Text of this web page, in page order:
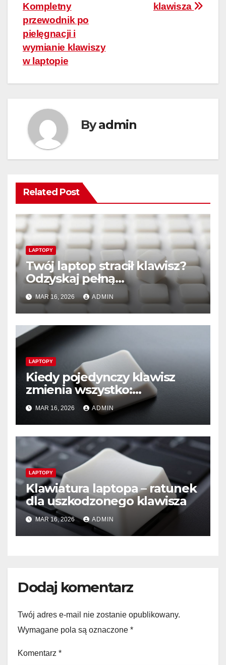
klawisza
Kompletny
przewodnik po
pielęgnacji i
wymianie klawiszy
w laptopie
Byadmin
Related Post
LAPTOPY
Twój laptop stracił klawisz?
Odzyskaj pełną
funkcjonalność klawiatury!
MAR 16, 2026 ADMIN
LAPTOPY
Kiedy pojedynczy klawisz
zmienia wszystko:
Kompletny przewodnik po
pielęgnacji i wymianie
klawiszy w laptopie
MAR 16, 2026 ADMIN
LAPTOPY
Klawiatura laptopa – ratunek
dla uszkodzonego klawisza
MAR 16, 2026 ADMIN
Dodaj komentarz
Twój adres e-mail nie zostanie opublikowany.
Wymagane pola są oznaczone *
Komentarz *